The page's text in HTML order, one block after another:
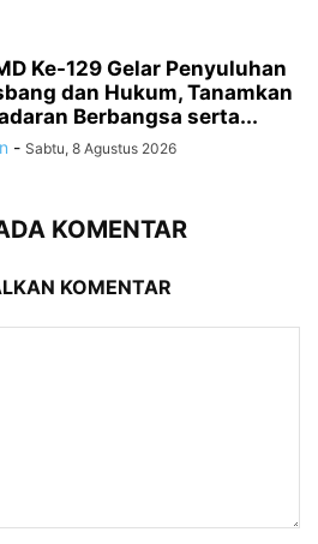
Ke-129 Gelar Penyuluhan
dan Hukum, Tanamkan
Berbangsa serta...
- Sabtu, 8 Agustus 2026
KOMENTAR
KOMENTAR